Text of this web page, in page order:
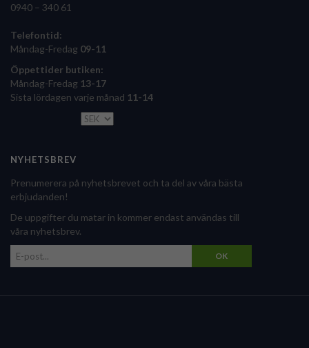
0940 – 340 61
Telefontid:
Måndag-Fredag 09-11
Öppettider butiken:
Måndag-Fredag 13-17
Sista lördagen varje månad 11-14
NYHETSBREV
Prenumerera på nyhetsbrevet och ta del av våra bästa
erbjudanden!
De uppgifter du matar in kommer endast användas till
våra nyhetsbrev.
OK